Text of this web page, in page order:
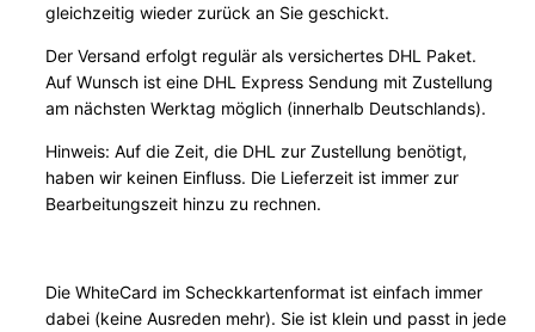
gleichzeitig wieder zurück an Sie geschickt.
Der Versand erfolgt regulär als versichertes DHL Paket.
Auf Wunsch ist eine DHL Express Sendung mit Zustellung
am nächsten Werktag möglich (innerhalb Deutschlands).
Hinweis: Auf die Zeit, die DHL zur Zustellung benötigt,
haben wir keinen Einfluss. Die Lieferzeit ist immer zur
Bearbeitungszeit hinzu zu rechnen.
Die WhiteCard im Scheckkartenformat ist einfach immer
dabei (keine Ausreden mehr). Sie ist klein und passt in jede